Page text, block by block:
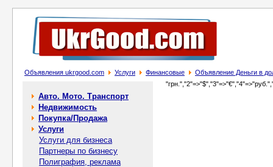
Объявления ukrgood.com Услуги Финансовые Объявление Деньги в
Авто. Мото. Транспорт
Недвижимость
Покупка/Продажа
Услуги
Услуги для бизнеса
Партнеры по бизнесу
Полиграфия, реклама